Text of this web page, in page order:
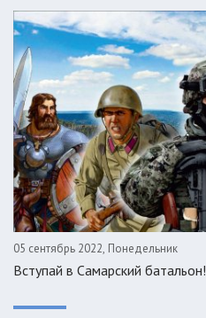
05 сентябрь 2022, Понедельник
Вступай в Самарский батальон!